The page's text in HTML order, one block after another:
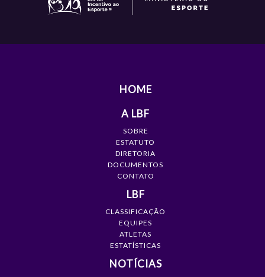
HOME
A LBF
SOBRE
ESTATUTO
DIRETORIA
DOCUMENTOS
CONTATO
LBF
CLASSIFICAÇÃO
EQUIPES
ATLETAS
ESTATÍSTICAS
NOTÍCIAS